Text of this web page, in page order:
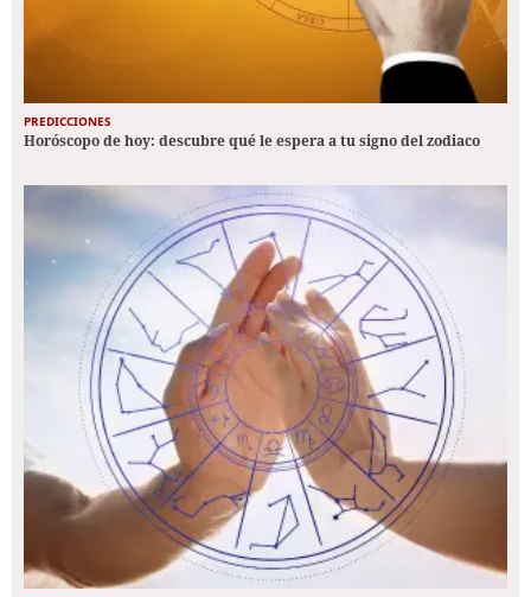
PREDICCIONES
Horóscopo de hoy: descubre qué le espera a tu signo del zodiaco